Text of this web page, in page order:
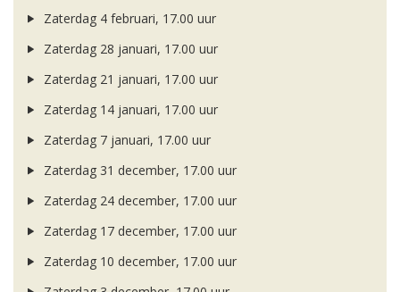
Zaterdag 4 februari, 17.00 uur
Zaterdag 28 januari, 17.00 uur
Zaterdag 21 januari, 17.00 uur
Zaterdag 14 januari, 17.00 uur
Zaterdag 7 januari, 17.00 uur
Zaterdag 31 december, 17.00 uur
Zaterdag 24 december, 17.00 uur
Zaterdag 17 december, 17.00 uur
Zaterdag 10 december, 17.00 uur